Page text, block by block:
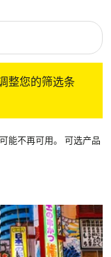
整您的筛选条
能不再可用。 可选产品